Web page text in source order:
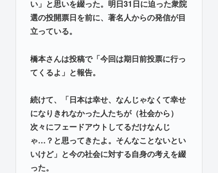
い」と思いを綴った。明日31日に迫った衆院
選の投開票日を前に、著名人からの発信が目
立っている。
橋本さんは投稿で「今回は期日前投票に行っ
てくるよ」と報告。
続けて、「日本は幸せ、なんじゃなくて幸せ
になりきれなかった人たちが（社会から）
次々にフェードアウトしてるだけなんじ
ゃ…？と思ってきたよ。そんなことないとい
いけど」と今の社会に対する自身の考えを綴
った。